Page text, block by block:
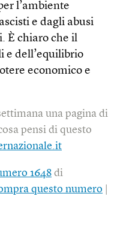
l’ambiente
e dagli abusi
È chiaro che il
e dell’equilibrio
economico e
una pagina di
pensi di questo
1648 di
questo numero